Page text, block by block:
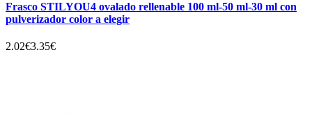
Frasco STILYOU4 ovalado rellenable 100 ml-50 ml-30 ml con
pulverizador color a elegir
2.02€3.35€